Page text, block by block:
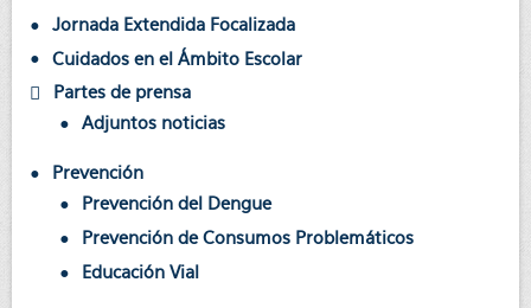
Jornada Extendida Focalizada
Cuidados en el Ámbito Escolar
Partes de prensa
Adjuntos noticias
Prevención
Prevención del Dengue
Prevención de Consumos Problemáticos
Educación Vial